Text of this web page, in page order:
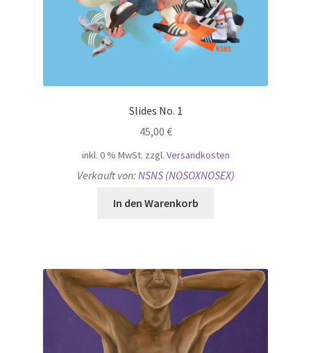
Slides No. 1
45,00 €
inkl. 0 % MwSt. zzgl. Versandkosten
Verkauft von: NSNS (NOSOXNOSEX)
In den Warenkorb